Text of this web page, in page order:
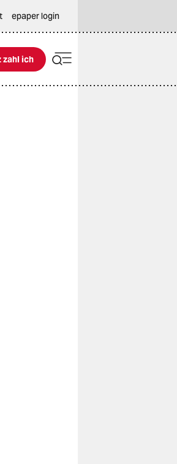
epaper login
ich
zahl ich